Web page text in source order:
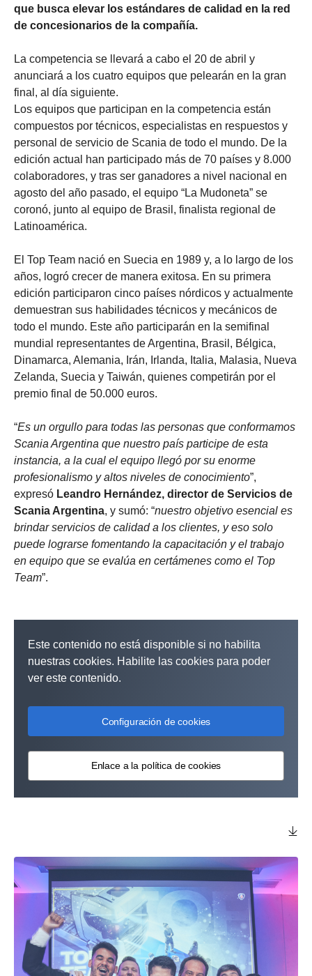
que busca elevar los estándares de calidad en la red
de concesionarios de la compañía.
La competencia se llevará a cabo el 20 de abril y
anunciará a los cuatro equipos que pelearán en la gran
final, al día siguiente.
Los equipos que participan en la competencia están
compuestos por técnicos, especialistas en respuestos y
personal de servicio de Scania de todo el mundo. De la
edición actual han participado más de 70 países y 8.000
colaboradores, y tras ser ganadores a nivel nacional en
agosto del año pasado, el equipo “La Mudoneta” se
coronó, junto al equipo de Brasil, finalista regional de
Latinoamérica.
El Top Team nació en Suecia en 1989 y, a lo largo de los
años, logró crecer de manera exitosa. En su primera
edición participaron cinco países nórdicos y actualmente
demuestran sus habilidades técnicos y mecánicos de
todo el mundo. Este año participarán en la semifinal
mundial representantes de Argentina, Brasil, Bélgica,
Dinamarca, Alemania, Irán, Irlanda, Italia, Malasia, Nueva
Zelanda, Suecia y Taiwán, quienes competirán por el
premio final de 50.000 euros.
“Es un orgullo para todas las personas que conformamos
Scania Argentina que nuestro país participe de esta
instancia, a la cual el equipo llegó por su enorme
profesionalismo y altos niveles de conocimiento”,
expresó Leandro Hernández, director de Servicios de
Scania Argentina, y sumó: “nuestro objetivo esencial es
brindar servicios de calidad a los clientes, y eso solo
puede lograrse fomentando la capacitación y el trabajo
en equipo que se evalúa en certámenes como el Top
Team”.
Este contenido no está disponible si no habilita
nuestras cookies. Habilite las cookies para poder
ver este contenido.
Configuración de cookies
Enlace a la política de cookies